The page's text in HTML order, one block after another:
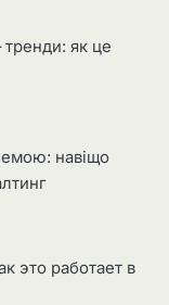
тренди: як це
навіщо
это работает в